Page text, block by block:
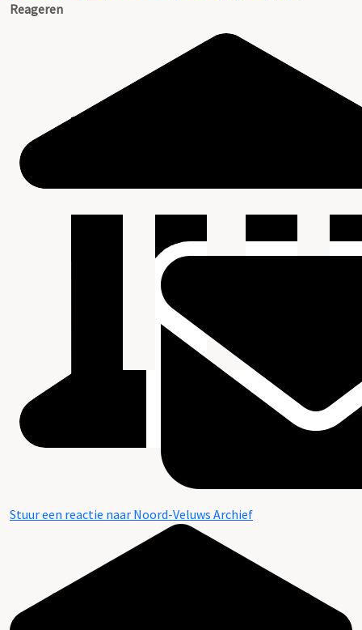
Reageren
Stuur een reactie naar Noord-Veluws Archief